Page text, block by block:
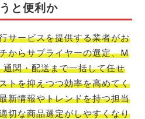
と便利か
サービスを提供する業者がお
からサプライヤーの選定、M
関・配送まで一括して任せ
トを抑えつつ効率を高めてく
新情報やトレンドを持つ担当
切な商品選定がしやすくなり